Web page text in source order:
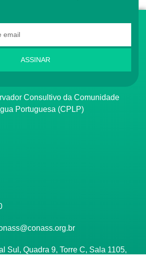
ASSINAR
Portuguesa (CPLP)
Sul, Quadra 9, Torre C, Sala 1105,